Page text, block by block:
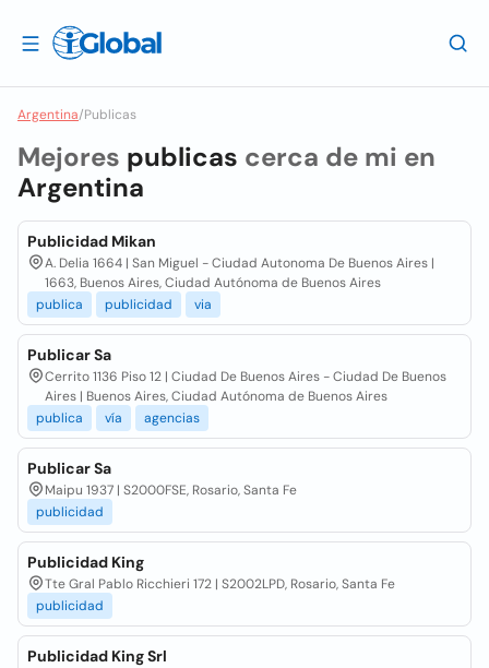
Argentina/Publicas
Mejores publicas cerca de mi en
Argentina
Publicidad Mikan
A. Delia 1664 | San Miguel - Ciudad Autonoma De Buenos Aires |
1663, Buenos Aires, Ciudad Autónoma de Buenos Aires
publica
publicidad via
Publicar Sa
Cerrito 1136 Piso 12 | Ciudad De Buenos Aires - Ciudad De Buenos
Aires | Buenos Aires, Ciudad Autónoma de Buenos Aires
publica
vía agencias
Publicar Sa
Maipu 1937 | S2000FSE, Rosario, Santa Fe
publicidad
Publicidad King
Tte Gral Pablo Ricchieri 172 | S2002LPD, Rosario, Santa Fe
publicidad
Publicidad King Srl